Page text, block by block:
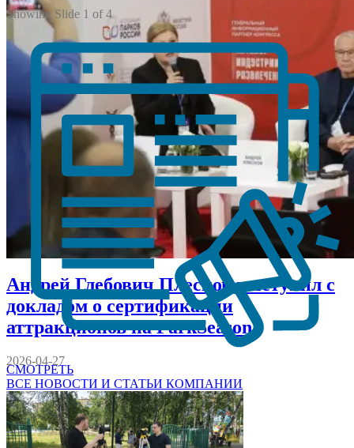
Андрей Глебович Плесков выступил с
докладом о сертификации
аттракционов на ParkSeason
2026-04-27
Showing Slide 1 of 4
СМОТРЕТЬ
ВСЕ НОВОСТИ И СТАТЬИ КОМПАНИИ